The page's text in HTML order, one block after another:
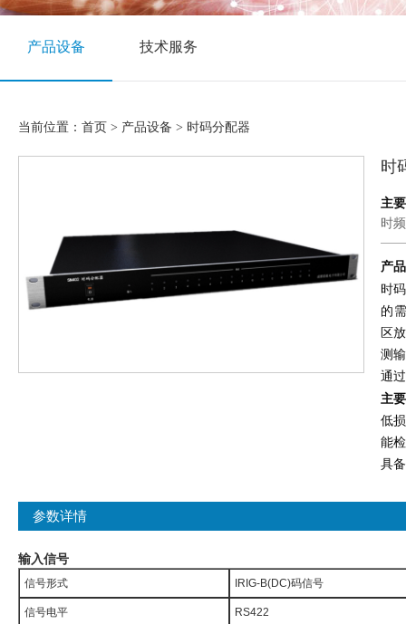
产品设备 技术服务
当前位置： 首页 > 产品设备 > 时码分配器
时
主
时
产
时
的
区
测
通
主
低
能
具
参数详情
输入信号
信号形式 IRIG-B(DC)码信号
信号电平 RS422